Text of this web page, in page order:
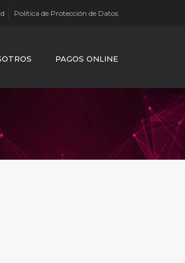
Política de Protección de Datos
PAGOS ONLINE